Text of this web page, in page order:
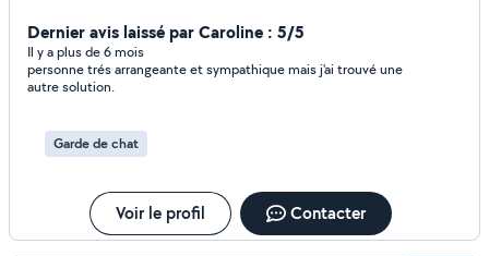
chats chiens rongeurs attentive aux besoin des personnes
mais aussi des animaux je m'adapte aux situations
Dernier avis laissé par Caroline : 5/5
Il y a plus de 6 mois
personne trés arrangeante et sympathique mais j'ai trouvé une
autre solution.
Garde de chat
Voir le profil Contacter